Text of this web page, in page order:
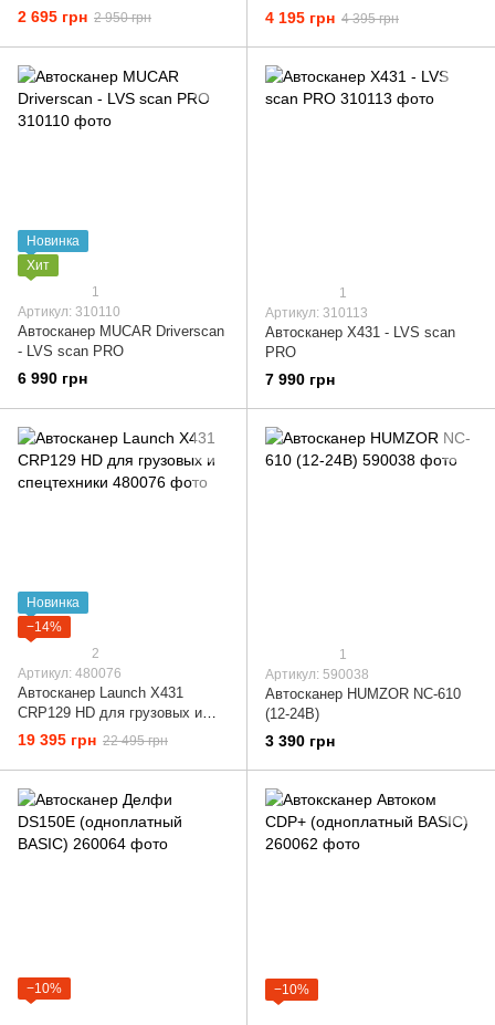
2 695 грн 2 950 грн 4 195 грн 4 395 грн
Новинка
Хит
1
Артикул: 310110
Автосканер MUCAR Driverscan
- LVS scan PRO
6 990 грн
1
Артикул: 310113
Автосканер X431 - LVS scan
PRO
7 990 грн
Новинка
−14%
2
Артикул: 480076
Автосканер Launch X431
CRP129 HD для грузовых и
спецтехники
19 395 грн 22 495 грн
1
Артикул: 590038
Автосканер HUMZOR NC-610
(12-24В)
3 390 грн
−10% −10%